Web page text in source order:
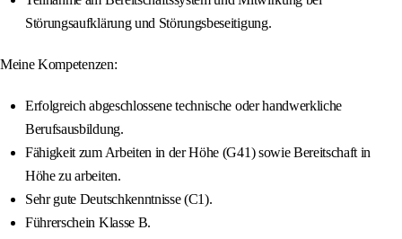
Störungsaufklärung und Störungsbeseitigung.
Meine Kompetenzen:
Erfolgreich abgeschlossene technische oder handwerkliche
Berufsausbildung.
Fähigkeit zum Arbeiten in der Höhe (G41) sowie Bereitschaft in
Höhe zu arbeiten.
Sehr gute Deutschkenntnisse (C1).
Führerschein Klasse B.